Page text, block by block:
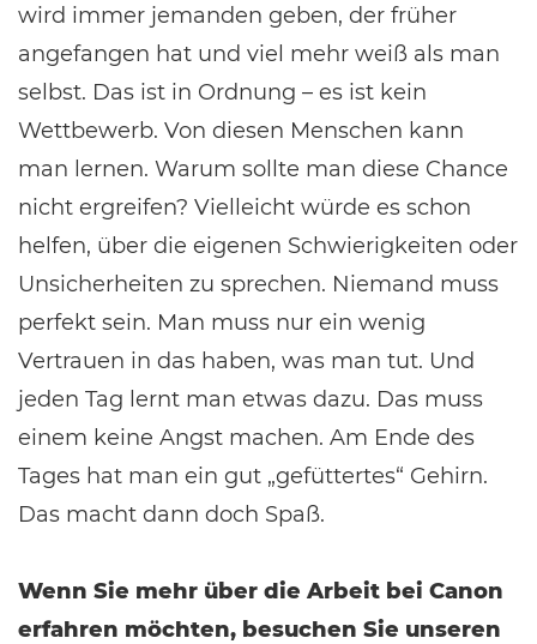
wird immer jemanden geben, der früher
angefangen hat und viel mehr weiß als man
selbst. Das ist in Ordnung – es ist kein
Wettbewerb. Von diesen Menschen kann
man lernen. Warum sollte man diese Chance
nicht ergreifen? Vielleicht würde es schon
helfen, über die eigenen Schwierigkeiten oder
Unsicherheiten zu sprechen. Niemand muss
perfekt sein. Man muss nur ein wenig
Vertrauen in das haben, was man tut. Und
jeden Tag lernt man etwas dazu. Das muss
einem keine Angst machen. Am Ende des
Tages hat man ein gut „gefüttertes“ Gehirn.
Das macht dann doch Spaß.
Wenn Sie mehr über die Arbeit bei Canon
erfahren möchten, besuchen Sie unseren